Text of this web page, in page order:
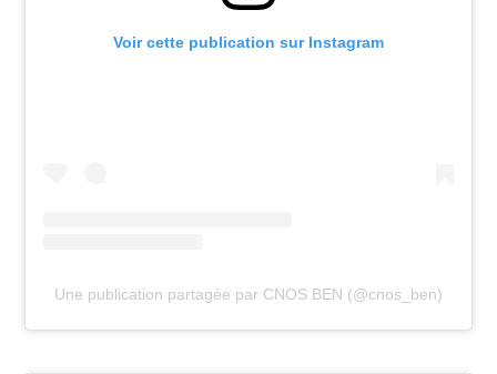
Voir cette publication sur Instagram
Une publication partagée par CNOS BEN (@cnos_ben)